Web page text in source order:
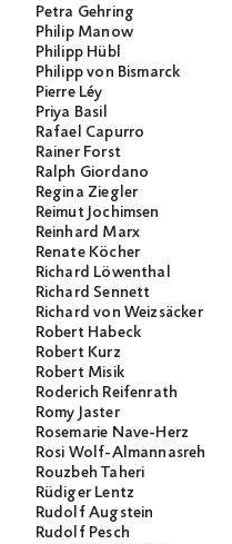
Petra Gehring
Philip Manow
Philipp Hübl
Philipp von Bismarck
Pierre Léy
Priya Basil
Rafael Capurro
Rainer Forst
Ralph Giordano
Regina Ziegler
Reimut Jochimsen
Reinhard Marx
Renate Köcher
Richard Löwenthal
Richard Sennett
Richard von Weizsäcker
Robert Habeck
Robert Kurz
Robert Misik
Roderich Reifenrath
Romy Jaster
Rosemarie Nave-Herz
Rosi Wolf-Almannasreh
Rouzbeh Taheri
Rüdiger Lentz
Rudolf Augstein
Rudolf Pesch